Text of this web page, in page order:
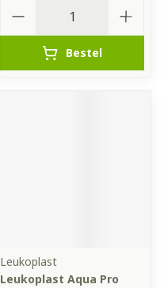
Bestel
Leukoplast
Leukoplast Aqua Pro